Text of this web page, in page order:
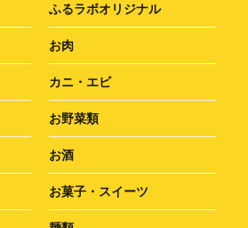
ふるラボオリジナル
お肉
カニ・エビ
お野菜類
お酒
お菓子・スイーツ